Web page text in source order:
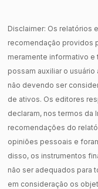
Disclaimer: Os relatórios
recomendação providos
meramente informativo
possam auxiliar o
não devendo ser
de ativos. Os editores
declaram, nos termos da
recomendações do
opiniões pessoais e
disso, os instrumentos
não ser adequados para
em consideração os